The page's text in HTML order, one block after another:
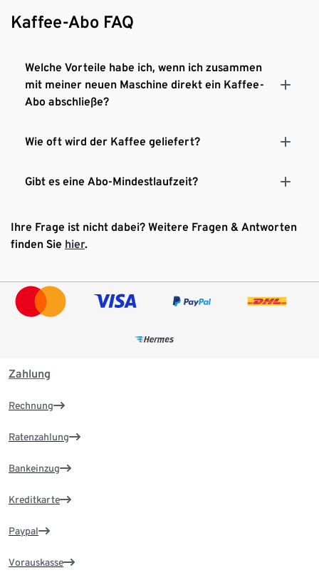
anpassbar:Mit dem Tchibo Kaffee-Abo erhalten Sie
versandkostenfrei geliefert. Menge, Sorte und
Intervall sind individuell anpassbar.
Kaffee-Abo FAQ
Welche Vorteile habe ich, wenn ich zusammen
mit meiner neuen Maschine direkt ein Kaffee-
Abo abschließe?
Wie oft wird der Kaffee geliefert?
Gibt es eine Abo-Mindestlaufzeit?
Ihre Frage ist nicht dabei? Weitere Fragen & Antworten
finden Sie hier.
Zahlung
Rechnung
Ratenzahlung
Bankeinzug
Kreditkarte
Paypal
Vorauskasse